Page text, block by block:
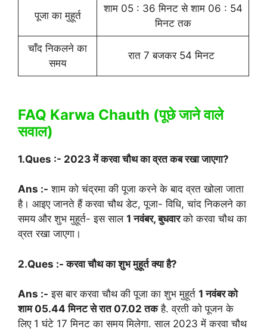
पूजा का मुहूर्त
शाम 05 : 36 मिनट से शाम 06 : 54
मिनट तक
चाँद निकलने का
समय
रात 7 बजकर 54 मिनट
FAQ Karwa Chauth (पूछे जाने वाले
सवाल)
1.Ques :- 2023 में करवा चौथ का व्रत कब रखा जाएगा?
Ans :- शाम को चंद्रमा की पूजा करने के बाद व्रत खोला जाता
है। आइए जानते हैं करवा चौथ डेट, पूजा- विधि, चांद निकलने का
समय और शुभ मुहूर्त- इस साल 1 नवंबर, बुधवारको करवा चौथ का
व्रत रखा जाएगा।
2.Ques :- करवा चौथ का शुभ मुहूर्त क्या है?
Ans :- इस बार करवा चौथ की पूजा का शुभ मुहूर्त 1 नवंबर को
शाम 05.44 मिनट से रात 07.02 तकहै. व्रती को पूजन के
लिए 1 घंटे 17 मिनट का समय मिलेगा. साल 2023 में करवा चौथ